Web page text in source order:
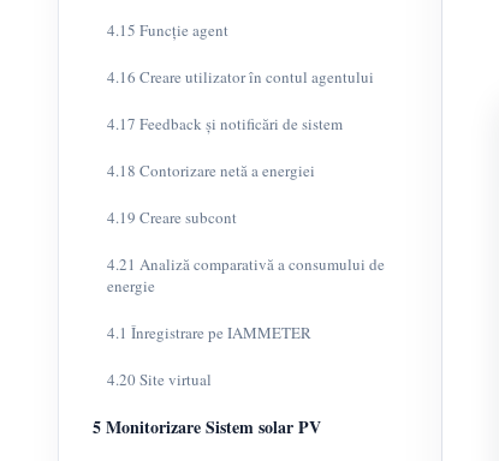
4.15 Funcție agent
4.16 Creare utilizator în contul agentului
4.17 Feedback și notificări de sistem
4.18 Contorizare netă a energiei
4.19 Creare subcont
4.21 Analiză comparativă a consumului de
energie
4.1 Înregistrare pe IAMMETER
4.20 Site virtual
5 Monitorizare Sistem solar PV